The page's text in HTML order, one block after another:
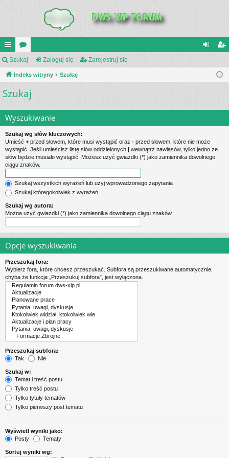
UI
C
K
IN
K
S
or
a ej
Szukaj Zaloguj się Zarejestruj się
Indeks witryny Szukaj
Szukaj
Wyszukiwanie
Szukaj wg słów kluczowych:
Umieść + przed słowem, które musi wystąpić oraz - przed słowem, które nie może
wystąpić. Jeśli umieścisz listę słów oddzielonych | wewnątrz nawiasów, tylko jedno ze
słów będzie musiało wystąpić. Możesz użyć gwiazdki (*) jako zamiennika dowolnego
ciągu znaków.
Szukaj wszystkich wyrażeń lub użyj wprowadzonego zapytania
Szukaj któregokolwiek z wyrażeń
Szukaj wg autora:
Można użyć gwiazdki (*) jako zamiennika dowolnego ciągu znaków.
Opcje wyszukiwania
Przeszukaj fora:
Wybierz fora, które chcesz przeszukać. Subfora są przeszukiwane automatycznie,
chyba że funkcja „Przeszukuj subfora”, jest wyłączona.
Przeszukaj subfora:
Tak
Nie
Szukaj w:
Temat i treść postu
Tylko treść postu
Tylko tytuły tematów
Tylko pierwszy post tematu
Wyświetl wyniki jako:
Posty
Tematy
Sortuj wyniki wg: